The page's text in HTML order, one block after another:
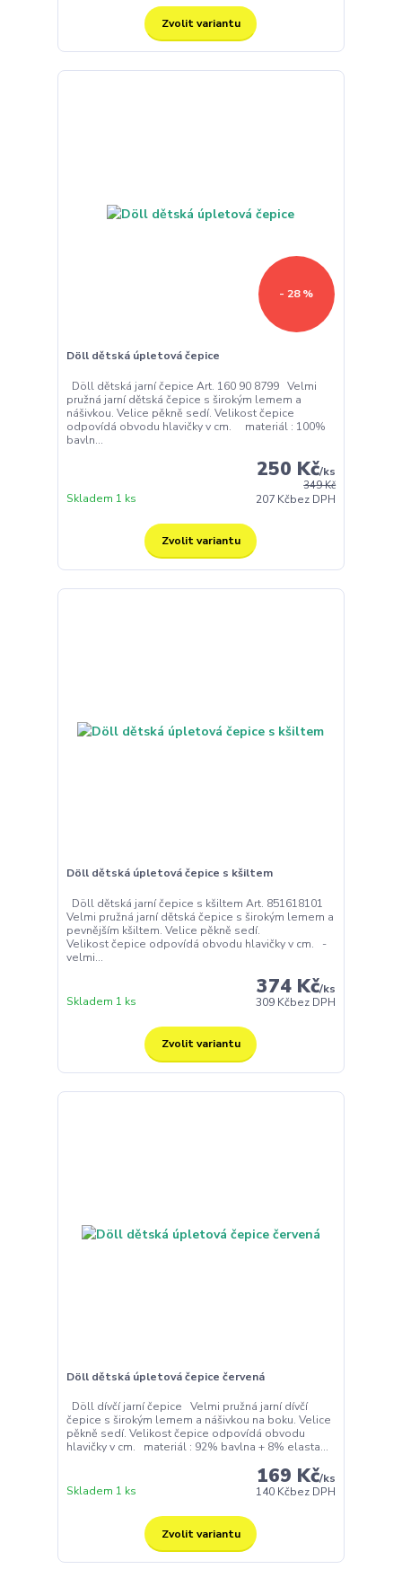
Zvolit variantu
- 28 %
Döll dětská úpletová čepice
Döll dětská jarní čepice Art. 160 90 8799 Velmi
pružná jarní dětská čepice s širokým lemem a
nášivkou. Velice pěkně sedí. Velikost čepice
odpovídá obvodu hlavičky v cm. materiál : 100%
bavln...
349 Kč
250 Kč/ks
207 Kčbez DPH
Skladem 1 ks
Zvolit variantu
Döll dětská úpletová čepice s kšiltem
Döll dětská jarní čepice s kšiltem Art. 851618101
Velmi pružná jarní dětská čepice s širokým lemem a
pevnějším kšiltem. Velice pěkně sedí.
Velikost čepice odpovídá obvodu hlavičky v cm. -
velmi...
374 Kč/ks
309 Kčbez DPH
Skladem 1 ks
Zvolit variantu
Döll dětská úpletová čepice červená
Döll dívčí jarní čepice Velmi pružná jarní dívčí
čepice s širokým lemem a nášivkou na boku. Velice
pěkně sedí. Velikost čepice odpovídá obvodu
hlavičky v cm. materiál : 92% bavlna + 8% elasta...
169 Kč/ks
140 Kčbez DPH
Skladem 1 ks
Zvolit variantu